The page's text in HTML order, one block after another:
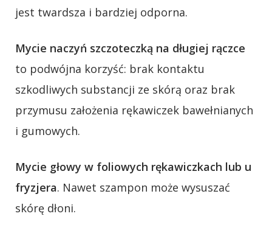
jest twardsza i bardziej odporna.
Mycie naczyń szczoteczką na długiej rączce
to podwójna korzyść: brak kontaktu
szkodliwych substancji ze skórą oraz brak
przymusu założenia rękawiczek bawełnianych
i gumowych.
Mycie głowy w foliowych rękawiczkach lub u
fryzjera. Nawet szampon może wysuszać
skórę dłoni.